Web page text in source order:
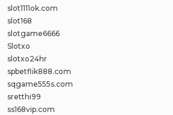
slot1111ok.com
slot168
slotgame6666
Slotxo
slotxo24hr
spbetflik888.com
sqgame555s.com
sretthi99
ss168vip.com